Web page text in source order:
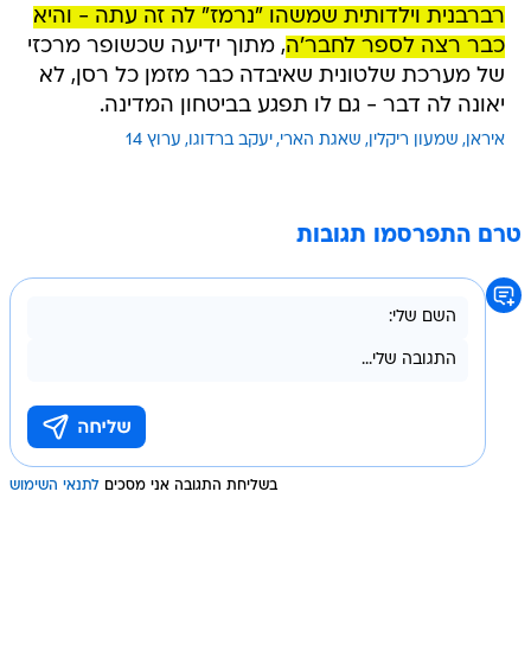
רברבנית וילדותית שמשהו "נרמז" לה זה עתה - והיא
כבר רצה לספר לחבר'ה, מתוך ידיעה שכשופר מרכזי
של מערכת שלטונית שאיבדה כבר מזמן כל רסן, לא
יאונה לה דבר - גם לו תפגע בביטחון המדינה.
איראן שמעון ריקלין שאגת הארי יעקב ברדוגו ערוץ 14
טרם התפרסמו תגובות
בשליחת התגובה אני מסכים לתנאי השימוש